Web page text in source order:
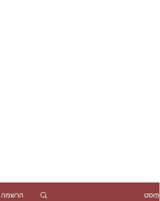
פוסט הרשמה